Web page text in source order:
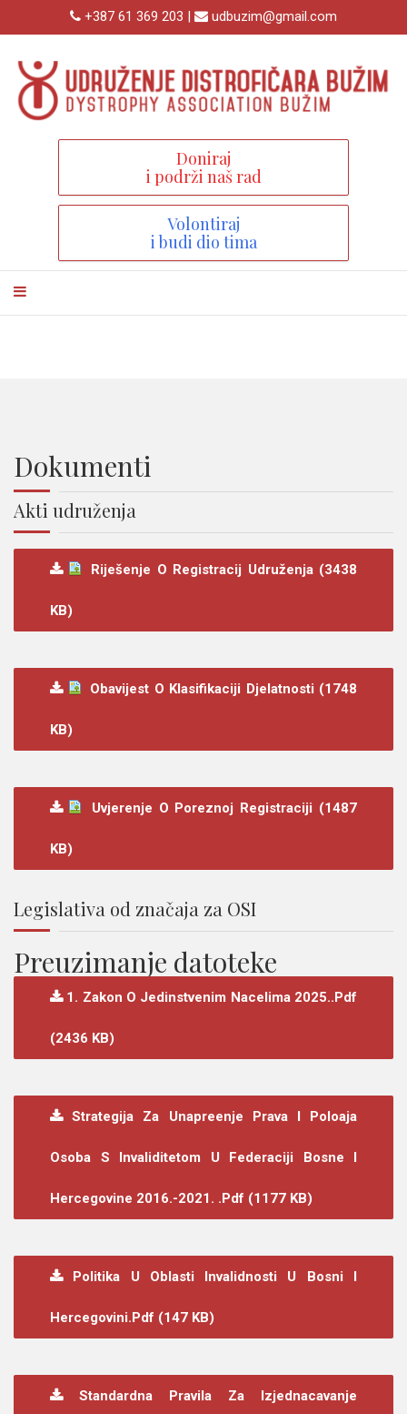
+387 61 369 203 | udbuzim@gmail.com
Doniraj
i podrži naš rad
Volontiraj
i budi dio tima
Dokumenti
Akti udruženja
Riješenje O Registracij Udruženja (3438
KB)
Obavijest O Klasifikaciji Djelatnosti (1748
KB)
Uvjerenje O Poreznoj Registraciji (1487
KB)
Legislativa od značaja za OSI
Preuzimanje datoteke
1. Zakon O Jedinstvenim Nacelima 2025..pdf
(2436 KB)
Strategija Za Unapreenje Prava I Poloaja
Osoba S Invaliditetom U Federaciji Bosne I
Hercegovine 2016.-2021. .pdf (1177 KB)
Politika U Oblasti Invalidnosti U Bosni I
Hercegovini.pdf (147 KB)
Standardna Pravila Za Izjednacavanje